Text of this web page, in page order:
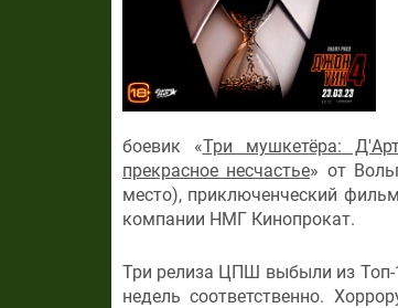
боевик «Три мушкетёра:
прекрасное несчастье» от
место), приключенческий
компании НМГ Кинопрокат.
Три релиза ЦПШ выбыли из Топ-
недель соответственно.